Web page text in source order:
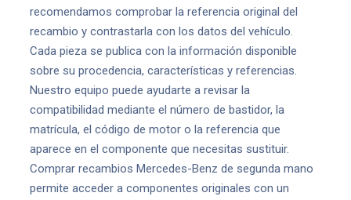
recomendamos comprobar la referencia original del
recambio y contrastarla con los datos del vehículo.
Cada pieza se publica con la información disponible
sobre su procedencia, características y referencias.
Nuestro equipo puede ayudarte a revisar la
compatibilidad mediante el número de bastidor, la
matrícula, el código de motor o la referencia que
aparece en el componente que necesitas sustituir.
Comprar recambios Mercedes-Benz de segunda mano
permite acceder a componentes originales con un